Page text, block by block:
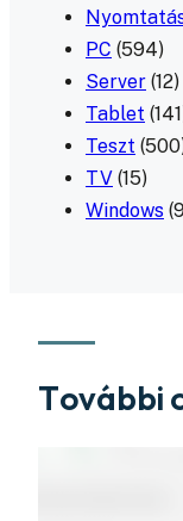
PC (594)
Server (12)
Tablet
Teszt
TV (15)
Windows
További